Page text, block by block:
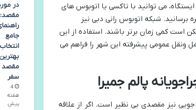
می توانید با تاکسی یا اتوبوس های
شبکه اتوبوس رانی دبی نیز
است کمی زمان برتر باشند. استفاده از این
ونقل عمومی پیشرفته این شهر را فراهم می
پالم جمیرا
نیز مقصدی بی نظیر است. اگر از علاقه
در
مقصد:
جامع
انتخاب
بهترین
مقصد
سفر
4
هفته
پیش